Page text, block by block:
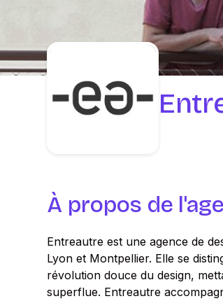
À propos de
Entreautre est une agence de
Lyon et Montpellier. Elle se
révolution douce du design,
superflue. Entreautre